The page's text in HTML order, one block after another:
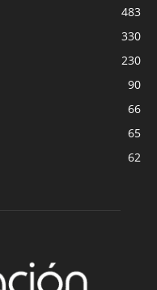
483
330
230
90
66
65
62